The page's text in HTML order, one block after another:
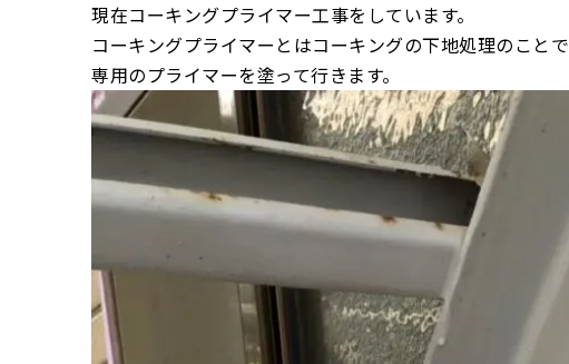
現在コーキングプライマー工事をしています。
コーキングプライマーとはコーキングの下地処理のことで
専用のプライマーを塗って行きます。